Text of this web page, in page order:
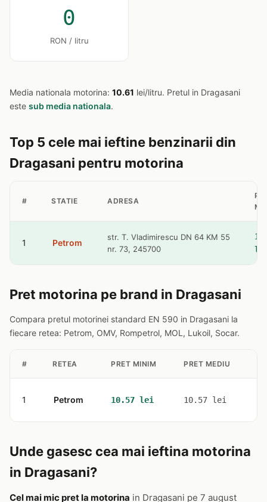
0
RON / litru
Media nationala motorina: 10.61 lei/litru. Pretul in Dragasani
este sub media nationala.
Top 5 cele mai ieftine benzinarii din
Dragasani pentru motorina
# STATIE ADRESA
1 Petrom
str. T. Vladimirescu DN 64 KM 55
nr. 73, 245700
Pret motorina pe brand in Dragasani
Compara pretul motorinei standard EN 590 in Dragasani la
fiecare retea: Petrom, OMV, Rompetrol, MOL, Lukoil, Socar.
# RETEA PRET MINIM PRET MEDIU
1 Petrom 10.57 lei 10.57 lei
Unde gasesc cea mai ieftina motorina
in Dragasani?
Cel mai mic pret la motorina in Dragasani pe 7 august